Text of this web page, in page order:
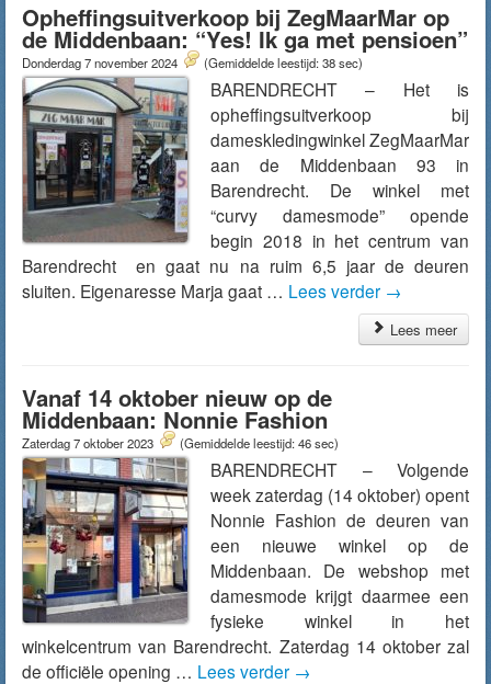
Opheffingsuitverkoop bij ZegMaarMar op
de Middenbaan: “Yes! Ik ga met pensioen”
Donderdag 7 november 2024 (Gemiddelde leestijd: 38 sec)
BARENDRECHT – Het is
opheffingsuitverkoop bij
dameskledingwinkel ZegMaarMar
aan de Middenbaan 93 in
Barendrecht. De winkel met
“curvy damesmode” opende
begin 2018 in het centrum van
Barendrecht en gaat nu na ruim 6,5 jaar de deuren
sluiten. Eigenaresse Marja gaat … Lees verder →
Lees meer
Vanaf 14 oktober nieuw op de
Middenbaan: Nonnie Fashion
Zaterdag 7 oktober 2023 (Gemiddelde leestijd: 46 sec)
BARENDRECHT – Volgende
week zaterdag (14 oktober) opent
Nonnie Fashion de deuren van
een nieuwe winkel op de
Middenbaan. De webshop met
damesmode krijgt daarmee een
fysieke winkel in het
winkelcentrum van Barendrecht. Zaterdag 14 oktober zal
de officiële opening … Lees verder →